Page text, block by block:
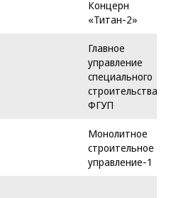
Концерн
«Титан-2»
Главное
управление
специального
строительства,
ФГУП
Монолитное
строительное
управление-1